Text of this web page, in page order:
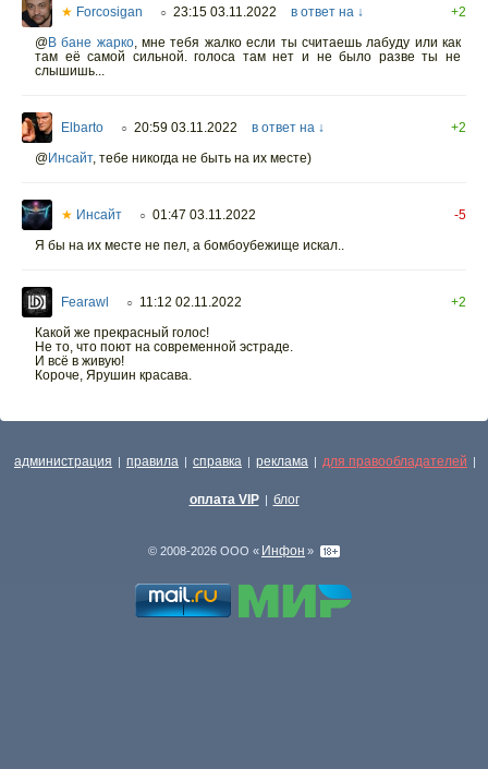
★ Forcosigan ○ 23:15 03.11.2022 в ответ на ↓
+2
@В бане жарко, мне тебя жалко если ты считаешь лабуду или как
там её самой сильной. голоса там нет и не было разве ты не
слышишь...
Elbarto ○ 20:59 03.11.2022 в ответ на ↓
+2
@Инсайт, тебе никогда не быть на их месте)
★ Инсайт ○ 01:47 03.11.2022
-5
Я бы на их месте не пел, а бомбоубежище искал..
Fearawl ○ 11:12 02.11.2022
+2
Какой же прекрасный голос!
Не то, что поют на современной эстраде.
И всё в живую!
Короче, Ярушин красава.
администрация | правила | справка | реклама | для правообладателей |
оплата VIP | блог
© 2008-2026 ООО « Инфон »